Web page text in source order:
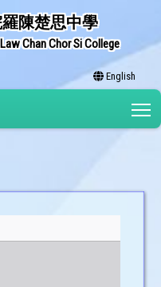
陳楚思中學
Chan Chor Si College
English